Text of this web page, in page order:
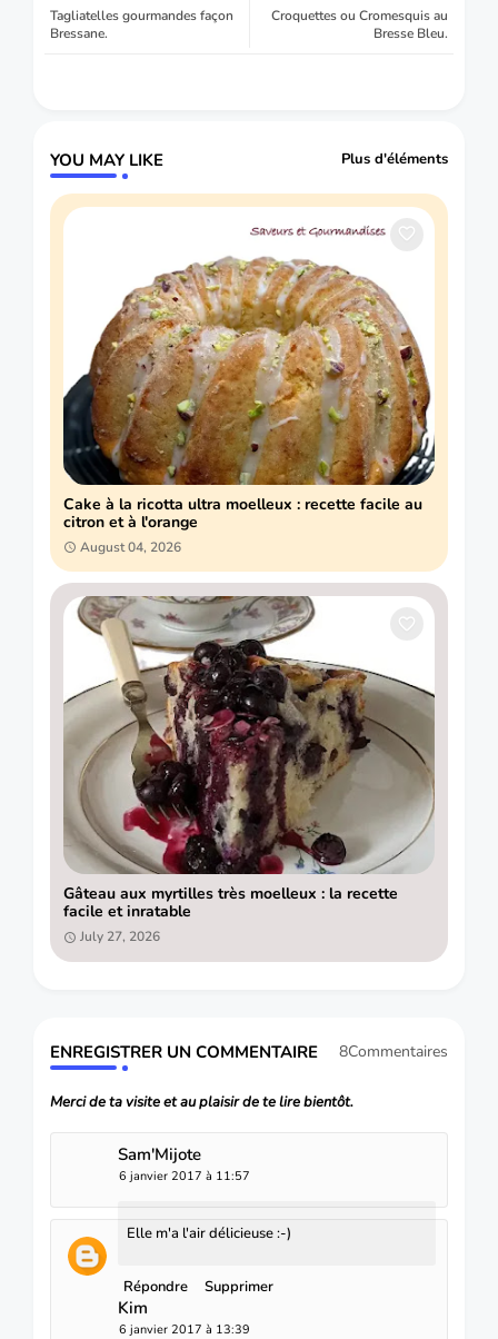
Croquettes ou Cromesquis au
Bresse Bleu.
Tagliatelles gourmandes façon
Bressane.
YOU MAY LIKE Plus d'éléments
Cake à la ricotta ultra moelleux : recette facile au
citron et à l'orange
August 04, 2026
Gâteau aux myrtilles très moelleux : la recette
facile et inratable
July 27, 2026
ENREGISTRER UN COMMENTAIRE 8Commentaires
Merci de ta visite et au plaisir de te lire bientôt.
Sam'Mijote
6 janvier 2017 à 11:57
Elle m'a l'air délicieuse :-)
Répondre Supprimer
Kim
6 janvier 2017 à 13:39